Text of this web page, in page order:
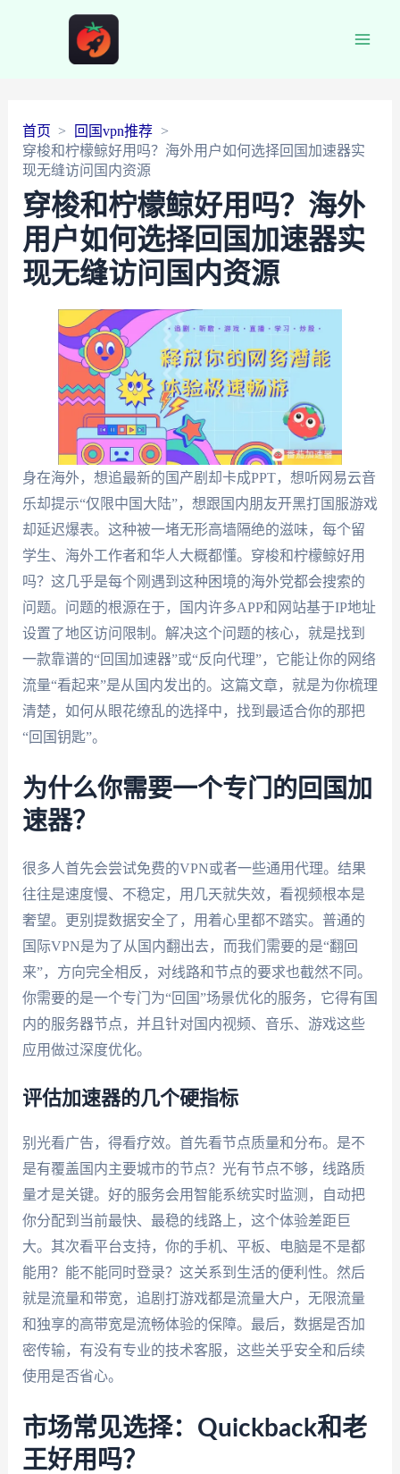
首页
回国vpn推荐
穿梭和柠檬鲸好用吗？海外用户如何选择回国加速器实
现无缝访问国内资源
穿梭和柠檬鲸好用吗？海外
用户如何选择回国加速器实
现无缝访问国内资源
身在海外，想追最新的国产剧却卡成PPT，想听网易云音
乐却提示“仅限中国大陆”，想跟国内朋友开黑打国服游戏
却延迟爆表。这种被一堵无形高墙隔绝的滋味，每个留
学生、海外工作者和华人大概都懂。穿梭和柠檬鲸好用
吗？这几乎是每个刚遇到这种困境的海外党都会搜索的
问题。问题的根源在于，国内许多APP和网站基于IP地址
设置了地区访问限制。解决这个问题的核心，就是找到
一款靠谱的“回国加速器”或“反向代理”，它能让你的网络
流量“看起来”是从国内发出的。这篇文章，就是为你梳理
清楚，如何从眼花缭乱的选择中，找到最适合你的那把
“回国钥匙”。
为什么你需要一个专门的回国加
速器？
很多人首先会尝试免费的VPN或者一些通用代理。结果
往往是速度慢、不稳定，用几天就失效，看视频根本是
奢望。更别提数据安全了，用着心里都不踏实。普通的
国际VPN是为了从国内翻出去，而我们需要的是“翻回
来”，方向完全相反，对线路和节点的要求也截然不同。
你需要的是一个专门为“回国”场景优化的服务，它得有国
内的服务器节点，并且针对国内视频、音乐、游戏这些
应用做过深度优化。
评估加速器的几个硬指标
别光看广告，得看疗效。首先看节点质量和分布。是不
是有覆盖国内主要城市的节点？光有节点不够，线路质
量才是关键。好的服务会用智能系统实时监测，自动把
你分配到当前最快、最稳的线路上，这个体验差距巨
大。其次看平台支持，你的手机、平板、电脑是不是都
能用？能不能同时登录？这关系到生活的便利性。然后
就是流量和带宽，追剧打游戏都是流量大户，无限流量
和独享的高带宽是流畅体验的保障。最后，数据是否加
密传输，有没有专业的技术客服，这些关乎安全和后续
使用是否省心。
市场常见选择：Quickback和老
王好用吗？